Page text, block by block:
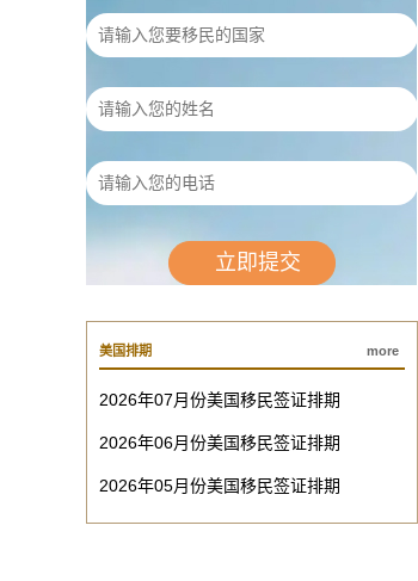
美国排期 more
2026年07月份美国移民签证排期
2026年06月份美国移民签证排期
2026年05月份美国移民签证排期